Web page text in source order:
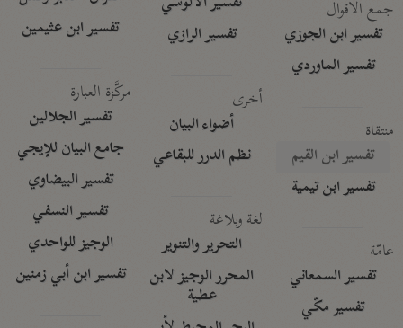
جمع الأقوال
تفسير ابن الجوزي
تفسير الماوردي
منتقاة
تفسير ابن القيم
تفسير ابن تيمية
عامّة
تفسير السمعاني
تفسير مكّي
تفسير الرازي
أخرى
أضواء البيان
نظم الدرر للبقاعي
لغة وبلاغة
التحرير والتنوير
المحرر الوجيز لابن
عطية
تفسير ابن عثيمين
مركَّزة العبارة
تفسير الجلالين
جامع البيان للإيجي
تفسير البيضاوي
تفسير النسفي
الوجيز للواحدي
تفسير ابن أبي زمنين